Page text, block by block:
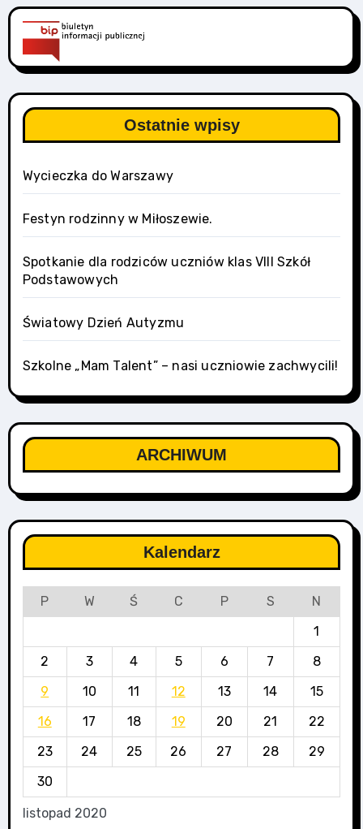
Ostatnie wpisy
Wycieczka do Warszawy
Festyn rodzinny w Miłoszewie.
Spotkanie dla rodziców uczniów klas VIII Szkół
Podstawowych
Światowy Dzień Autyzmu
Szkolne „Mam Talent” – nasi uczniowie zachwycili!
ARCHIWUM
Kalendarz
listopad 2020
P W Ś C P S
N
1
2
3 4 5 6 7
8
9
10 11 12 13 14
15
16
17 18 19 20 21
22
23
24 25 26 27 28
29
30